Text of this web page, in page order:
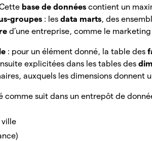
base de donnéescontient un
groupes : lesdata marts, des
d’une entreprise, comme le
: pour un élément donné, la table des
explicitées dans les tables des
auxquels les dimensions donnent
comme suit dans un entrepôt de
ville